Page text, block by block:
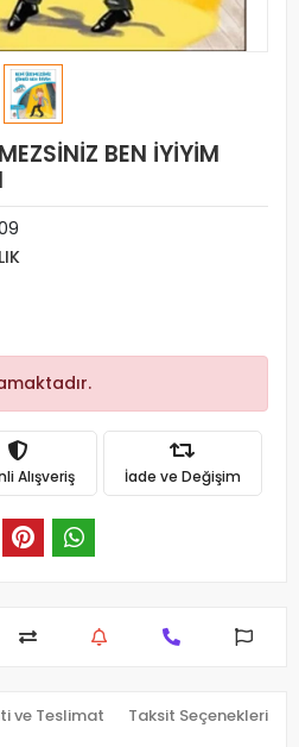
BEN İYİYİM
Alışveriş İade ve Değişim
ve Teslimat Taksit Seçenekleri